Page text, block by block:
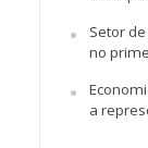
Setor
no
a